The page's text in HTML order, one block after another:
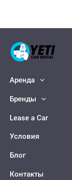
Аренда
Бренды
Lease a Car
Условия
Блог
Контакты